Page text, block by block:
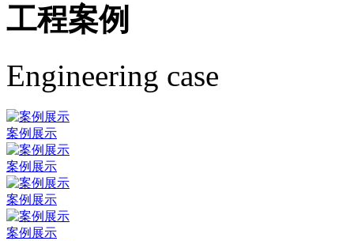
工程案例
Engineering case
案例展示
案例展示
案例展示
案例展示